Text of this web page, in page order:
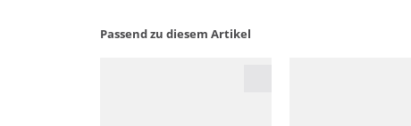
Passend zu diesem Artikel